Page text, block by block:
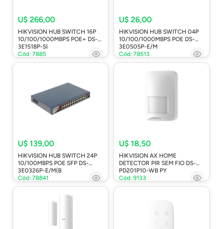
U$ 266,00
HIKVISION HUB SWITCH 16P
10/100/1000MBPS POE+ DS-
3E1518P-SI
Cód: 7885
U$ 26,00
HIKVISION HUB SWITCH 04P
10/100/1000MBPS POE DS-
3E0505P-E/M
Cód: 78513
U$ 139,00
HIKVISION HUB SWITCH 24P
10/100MBPS POE SFP DS-
3E0326P-E/M(B
Cód: 78841
U$ 18,50
HIKVISION AX HOME
DETECTOR PIR SEM FIO DS-
PD201P10-WB PY
Cód: 9133